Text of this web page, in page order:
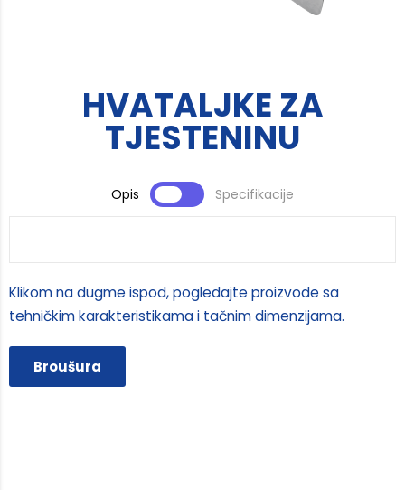
HVATALJKE ZA
TJESTENINU
Opis Specifikacije
Klikom na dugme ispod, pogledajte proizvode sa
tehničkim karakteristikama i tačnim dimenzijama.
Broušura